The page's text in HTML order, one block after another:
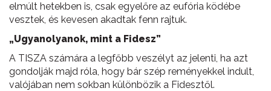
elmúlt hetekben is, csak egyelőre az eufória ködébe
vesztek, és kevesen akadtak fenn rajtuk.
„Ugyanolyanok, mint a Fidesz”
A TISZA számára a legfőbb veszélyt az jelenti, ha azt
gondolják majd róla, hogy bár szép reményekkel indult,
valójában nem sokban különbözik a Fidesztől.